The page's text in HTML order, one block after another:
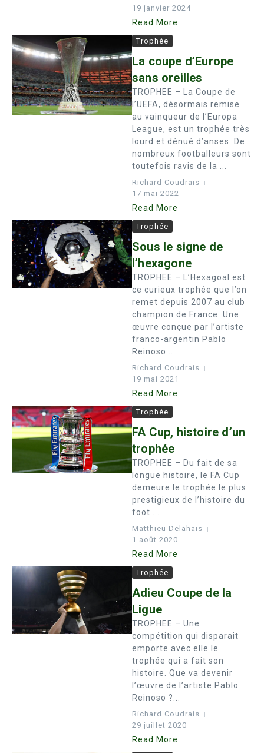
19 janvier 2024
Read More
Trophée
La coupe d’Europe
sans oreilles
TROPHEE – La Coupe de
l’UEFA, désormais remise
au vainqueur de l’Europa
League, est un trophée très
lourd et dénué d’anses. De
nombreux footballeurs sont
toutefois ravis de la ...
Richard Coudrais
17 mai 2022
Read More
Trophée
Sous le signe de
l’hexagone
TROPHEE – L’Hexagoal est
ce curieux trophée que l’on
remet depuis 2007 au club
champion de France. Une
œuvre conçue par l’artiste
franco-argentin Pablo
Reinoso....
Richard Coudrais
19 mai 2021
Read More
Trophée
FA Cup, histoire d’un
trophée
TROPHEE – Du fait de sa
longue histoire, le FA Cup
demeure le trophée le plus
prestigieux de l’histoire du
foot....
Matthieu Delahais
1 août 2020
Read More
Trophée
Adieu Coupe de la
Ligue
TROPHEE – Une
compétition qui disparait
emporte avec elle le
trophée qui a fait son
histoire. Que va devenir
l’œuvre de l’artiste Pablo
Reinoso ?...
Richard Coudrais
29 juillet 2020
Read More